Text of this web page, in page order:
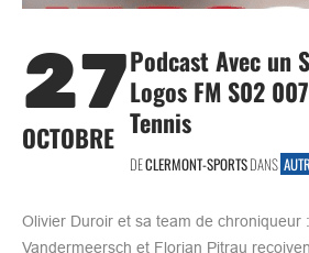
27
OCTOBRE
Podcast Avec un
Logos FM S02
Tennis
DECLERMONT-SPORTSDANS
Olivier Duroir et sa team de chroniqueur
Vandermeersch et Florian Pitrau